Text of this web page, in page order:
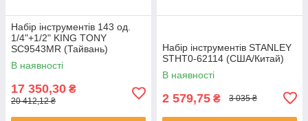
Набір інструментів 143 од.
1/4"+1/2" KING TONY
SC9543MR (Тайвань)
В наявності
17 350,30 ₴
20 412,12 ₴
Набір інструментів STANLEY
STHT0-62114 (США/Китай)
В наявності
2 579,75 ₴ 3 035 ₴